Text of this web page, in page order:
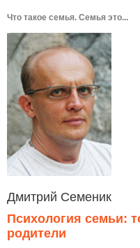
Что такое семья. Семья это...
Дмитрий Семеник
Психология семьи:
родители